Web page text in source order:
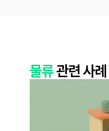
물류관련 사례